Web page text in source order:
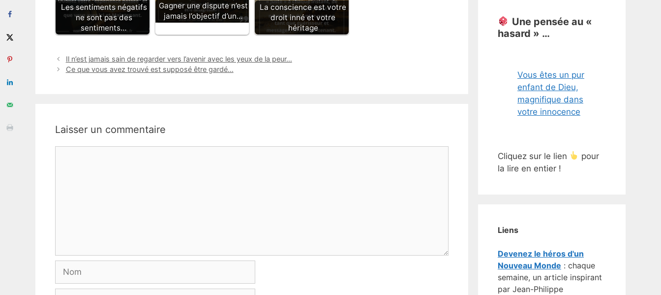
Les sentiments négatifs
ne sont pas des
sentiments…
Gagner une dispute n’est
jamais l’objectif d’un…
La conscience est votre
droit inné et votre
héritage
Il n’est jamais sain de regarder vers l’avenir avec les yeux de la peur…
Ce que vous avez trouvé est supposé être gardé…
Laisser un commentaire
Nom
Une pensée au «
hasard » …
Vous êtes un pur
enfant de Dieu,
magnifique dans
votre innocence
Cliquez sur le lien
pour
la lire en entier !
Liens
Devenez le héros d'un
Nouveau Monde : chaque
semaine, un article inspirant
par Jean-Philippe